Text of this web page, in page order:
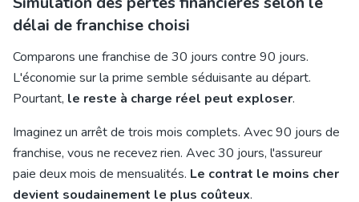
délai de franchise choisi
Comparons une franchise de 30 jours contre 90 jours.
L'économie sur la prime semble séduisante au départ.
Pourtant, le reste à charge réel peut exploser.
Imaginez un arrêt de trois mois complets. Avec 90 jours de
franchise, vous ne recevez rien. Avec 30 jours, l'assureur
paie deux mois de mensualités. Le contrat le moins cher
devient soudainement le plus coûteux.